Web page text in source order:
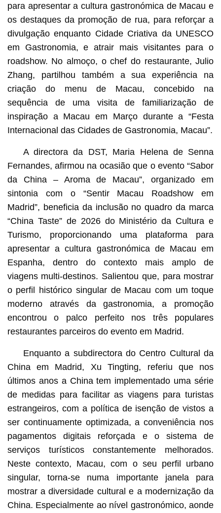
para apresentar a cultura gastronómica de Macau e
os destaques da promoção de rua, para reforçar a
divulgação enquanto Cidade Criativa da UNESCO
em Gastronomia, e atrair mais visitantes para o
roadshow. No almoço, o chef do restaurante, Julio
Zhang, partilhou também a sua experiência na
criação do menu de Macau, concebido na
sequência de uma visita de familiarização de
inspiração a Macau em Março durante a “Festa
Internacional das Cidades de Gastronomia, Macau”.
A directora da DST, Maria Helena de Senna
Fernandes, afirmou na ocasião que o evento “Sabor
da China – Aroma de Macau”, organizado em
sintonia com o “Sentir Macau Roadshow em
Madrid”, beneficia da inclusão no quadro da marca
“China Taste” de 2026 do Ministério da Cultura e
Turismo, proporcionando uma plataforma para
apresentar a cultura gastronómica de Macau em
Espanha, dentro do contexto mais amplo de
viagens multi-destinos. Salientou que, para mostrar
o perfil histórico singular de Macau com um toque
moderno através da gastronomia, a promoção
encontrou o palco perfeito nos três populares
restaurantes parceiros do evento em Madrid.
Enquanto a subdirectora do Centro Cultural da
China em Madrid, Xu Tingting, referiu que nos
últimos anos a China tem implementado uma série
de medidas para facilitar as viagens para turistas
estrangeiros, com a política de isenção de vistos a
ser continuamente optimizada, a conveniência nos
pagamentos digitais reforçada e o sistema de
serviços turísticos constantemente melhorados.
Neste contexto, Macau, com o seu perfil urbano
singular, torna-se numa importante janela para
mostrar a diversidade cultural e a modernização da
China. Especialmente ao nível gastronómico, aonde